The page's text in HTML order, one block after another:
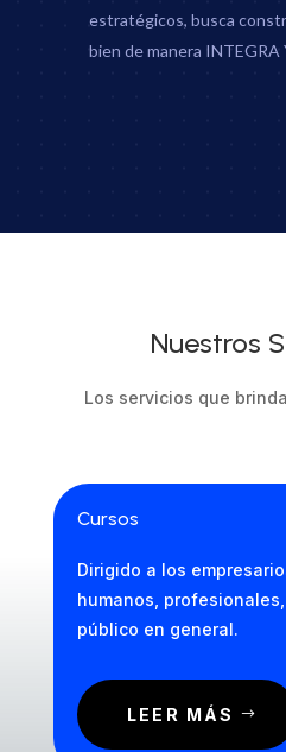
estratégicos, busca
bien de manera INTEGRA
Nuestros
Los servicios que
Cursos
Dirigido a los
humanos,
público en general.
LEER MÁS